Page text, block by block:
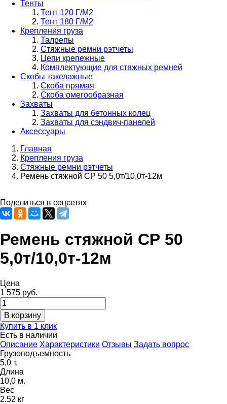
Тенты
Тент 120 Г/М2
Тент 180 Г/М2
Крепления груза
Талрепы
Стяжные ремни рэтчеты
Цепи крепежные
Комплектующие для стяжных ремней
Скобы такелажные
Скоба прямая
Скоба омегообразная
Захваты
Захваты для бетонных колец
Захваты для сэндвич-панелей
Аксессуары
Строка
навигации
Главная
Крепления груза
Стяжные ремни рэтчеты
Ремень стяжной СР 50 5,0т/10,0т-12м
Поделиться в соцсетях
Ремень стяжной СР 50
5,0т/10,0т-12м
Цена
1 575 руб.
Купить в 1 клик
Есть в наличии
Описание Характеристики Отзывы Задать вопрос
Грузоподъемность
5,0 т.
Длина
10,0 м.
Вес
2.52 кг